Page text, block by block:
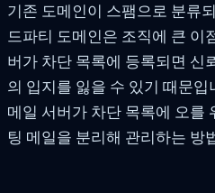
기존 도메인이 스팸으로 분류
드파티 도메인은 조직에 큰 이
버가 차단 목록에 등록되면 신
의 입지를 잃을 수 있기 때문입
메일 서버가 차단 목록에 오를
팅 메일을 분리해 관리하는 방